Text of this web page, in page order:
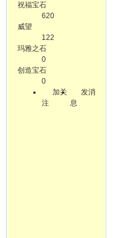
祝福宝石
620
威望
122
玛雅之石
0
创造宝石
0
加关
注
发消
息